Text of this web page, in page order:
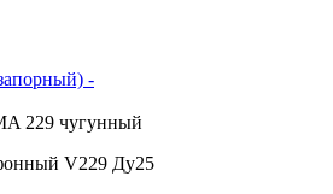
-
229 чугунный
V229 Ду25